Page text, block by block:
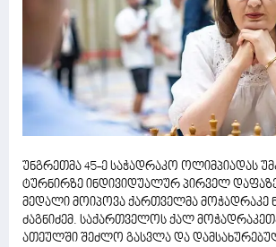
უნგრეთმა 45-ე საჭადრაკო ოლიმპიადას
ტურნირზე ინდივიდუალურ პირველ
მედალი მოიპოვა ქართველმა მოჭადრაკე
ძაგნიძემ. საქართველოს ქალ
ათეულში შეძლო გასვლა და